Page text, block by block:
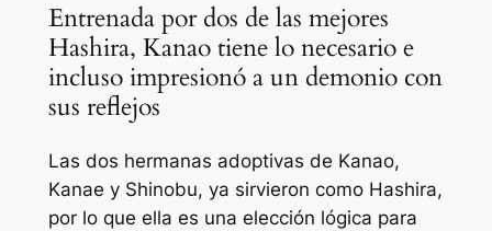
Entrenada por dos de las mejores
Hashira, Kanao tiene lo necesario e
incluso impresionó a un demonio con
sus reflejos
Las dos hermanas adoptivas de Kanao,
Kanae y Shinobu, ya sirvieron como Hashira,
por lo que ella es una elección lógica para